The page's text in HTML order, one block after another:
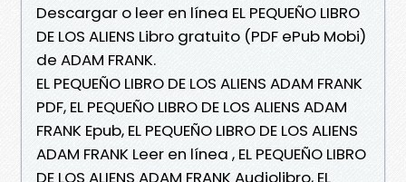
Descargar o leer en línea EL PEQUEÑO LIBRO
DE LOS ALIENS Libro gratuito (PDF ePub Mobi)
de ADAM FRANK.
EL PEQUEÑO LIBRO DE LOS ALIENS ADAM FRANK
PDF, EL PEQUEÑO LIBRO DE LOS ALIENS ADAM
FRANK Epub, EL PEQUEÑO LIBRO DE LOS ALIENS
ADAM FRANK Leer en línea , EL PEQUEÑO LIBRO
DE LOS ALIENS ADAM FRANK Audiolibro, EL